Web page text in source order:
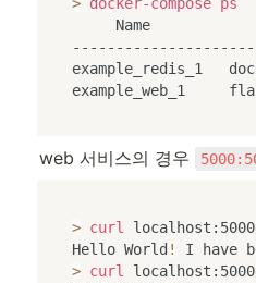
Name
example_redis_1
web 서비스의 경우
> curl
localhost:5000
Hello World ! I have
> curl
localhost:5000